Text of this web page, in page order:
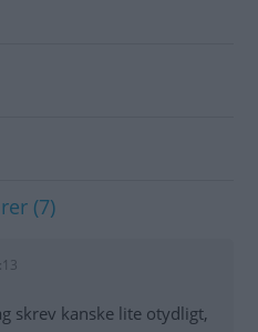
(7)
skrev kanske lite otydligt,